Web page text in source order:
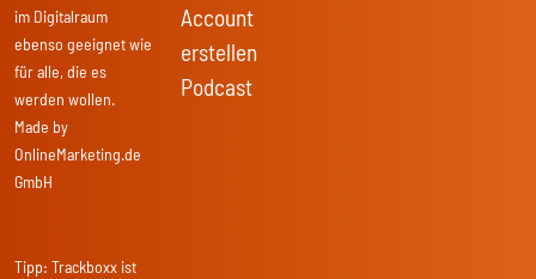
im Digitalraum
ebenso geeignet wie
für alle, die es
werden wollen.
Made by
OnlineMarketing.de
GmbH
Tipp: Trackboxx ist
Account
erstellen
Podcast